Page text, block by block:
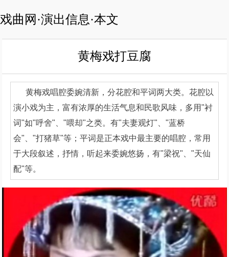
戏曲网·演出信息·本文
黄梅戏打豆腐
黄梅戏唱腔委婉清新，分花腔和平词两大类。花腔以
演小戏为主，富有浓厚的生活气息和民歌风味，多用"衬
词"如"呼舍"、"喂却"之类。有"夫妻观灯"、"蓝桥
会"、"打猪草"等；平词是正本戏中最主要的唱腔，常用
于大段叙述，抒情，听起来委婉悠扬，有"梁祝"、"天仙
配"等。